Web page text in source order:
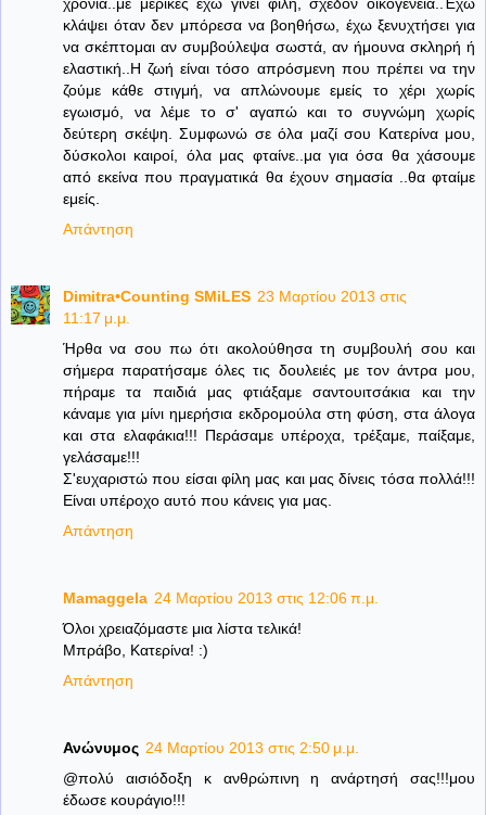
χρόνια..με μερικές έχω γίνει φίλη, σχεδόν οικογένεια..Έχω
κλάψει όταν δεν μπόρεσα να βοηθήσω, έχω ξενυχτήσει για
να σκέπτομαι αν συμβούλεψα σωστά, αν ήμουνα σκληρή ή
ελαστική..Η ζωή είναι τόσο απρόσμενη που πρέπει να την
ζούμε κάθε στιγμή, να απλώνουμε εμείς το χέρι χωρίς
εγωισμό, να λέμε το σ' αγαπώ και το συγνώμη χωρίς
δεύτερη σκέψη. Συμφωνώ σε όλα μαζί σου Κατερίνα μου,
δύσκολοι καιροί, όλα μας φταίνε..μα για όσα θα χάσουμε
από εκείνα που πραγματικά θα έχουν σημασία ..θα φταίμε
εμείς.
Απάντηση
Dimitra•Counting SΜiLES 23 Μαρτίου 2013 στις
11:17 μ.μ.
Ήρθα να σου πω ότι ακολούθησα τη συμβουλή σου και
σήμερα παρατήσαμε όλες τις δουλειές με τον άντρα μου,
πήραμε τα παιδιά μας φτιάξαμε σαντουιτσάκια και την
κάναμε για μίνι ημερήσια εκδρομούλα στη φύση, στα άλογα
και στα ελαφάκια!!! Περάσαμε υπέροχα, τρέξαμε, παίξαμε,
γελάσαμε!!!
Σ'ευχαριστώ που είσαι φίλη μας και μας δίνεις τόσα πολλά!!!
Είναι υπέροχο αυτό που κάνεις για μας.
Απάντηση
Mamaggela 24 Μαρτίου 2013 στις 12:06 π.μ.
Όλοι χρειαζόμαστε μια λίστα τελικά!
Μπράβο, Κατερίνα! :)
Απάντηση
Ανώνυμος 24 Μαρτίου 2013 στις 2:50 μ.μ.
@πολύ αισιόδοξη κ ανθρώπινη η ανάρτησή σας!!!μου
έδωσε κουράγιο!!!